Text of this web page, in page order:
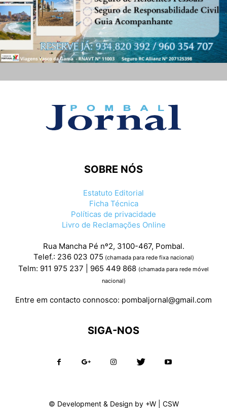
SOBRE NÓS
Estatuto Editorial
Ficha Técnica
Políticas de privacidade
Livro de Reclamações Online
Rua Mancha Pé nº2, 3100-467, Pombal.
Telef.: 236 023 075 (chamada para rede fixa nacional)
Telm: 911 975 237 | 965 449 868 (chamada para rede móvel
nacional)
Entre em contacto connosco: pombaljornal@gmail.com
SIGA-NOS
© Development & Design by +W| CSW